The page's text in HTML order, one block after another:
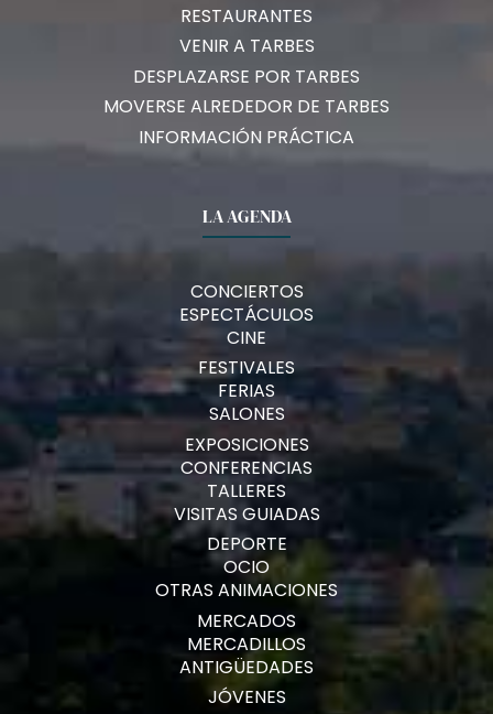
RESTAURANTES
VENIR A TARBES
DESPLAZARSE POR TARBES
MOVERSE ALREDEDOR DE TARBES
INFORMACIÓN PRÁCTICA
LA AGENDA
CONCIERTOS
ESPECTÁCULOS
CINE
FESTIVALES
FERIAS
SALONES
EXPOSICIONES
CONFERENCIAS
TALLERES
VISITAS GUIADAS
DEPORTE
OCIO
OTRAS ANIMACIONES
MERCADOS
MERCADILLOS
ANTIGÜEDADES
JÓVENES